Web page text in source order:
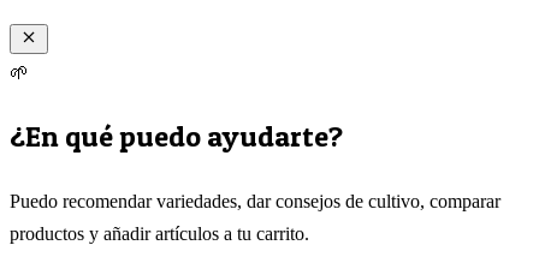
🌱
¿En qué puedo ayudarte?
Puedo recomendar variedades, dar consejos de cultivo, comparar
productos y añadir artículos a tu carrito.